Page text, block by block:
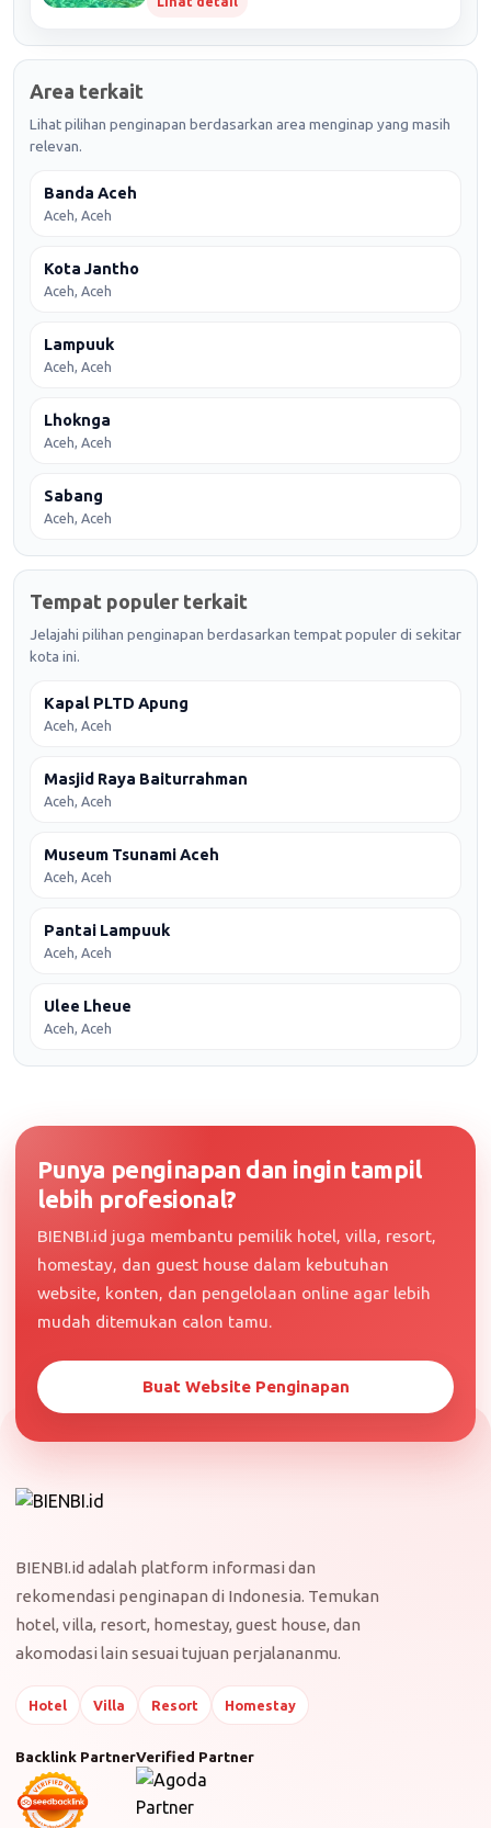
Area terkait
Lihat pilihan penginapan berdasarkan area menginap yang masih
relevan.
Banda Aceh
Aceh, Aceh
Kota Jantho
Aceh, Aceh
Lampuuk
Aceh, Aceh
Lhoknga
Aceh, Aceh
Sabang
Aceh, Aceh
Tempat populer terkait
Jelajahi pilihan penginapan berdasarkan tempat populer di sekitar
kota ini.
Kapal PLTD Apung
Aceh, Aceh
Masjid Raya Baiturrahman
Aceh, Aceh
Museum Tsunami Aceh
Aceh, Aceh
Pantai Lampuuk
Aceh, Aceh
Ulee Lheue
Aceh, Aceh
Punya penginapan dan ingin tampil
lebih profesional?
BIENBI.id juga membantu pemilik hotel, villa, resort,
homestay, dan guest house dalam kebutuhan
website, konten, dan pengelolaan online agar lebih
mudah ditemukan calon tamu.
Buat Website Penginapan
BIENBI.id adalah platform informasi dan
rekomendasi penginapan di Indonesia. Temukan
hotel, villa, resort, homestay, guest house, dan
akomodasi lain sesuai tujuan perjalananmu.
Hotel Villa Resort Homestay
Backlink PartnerVerified Partner